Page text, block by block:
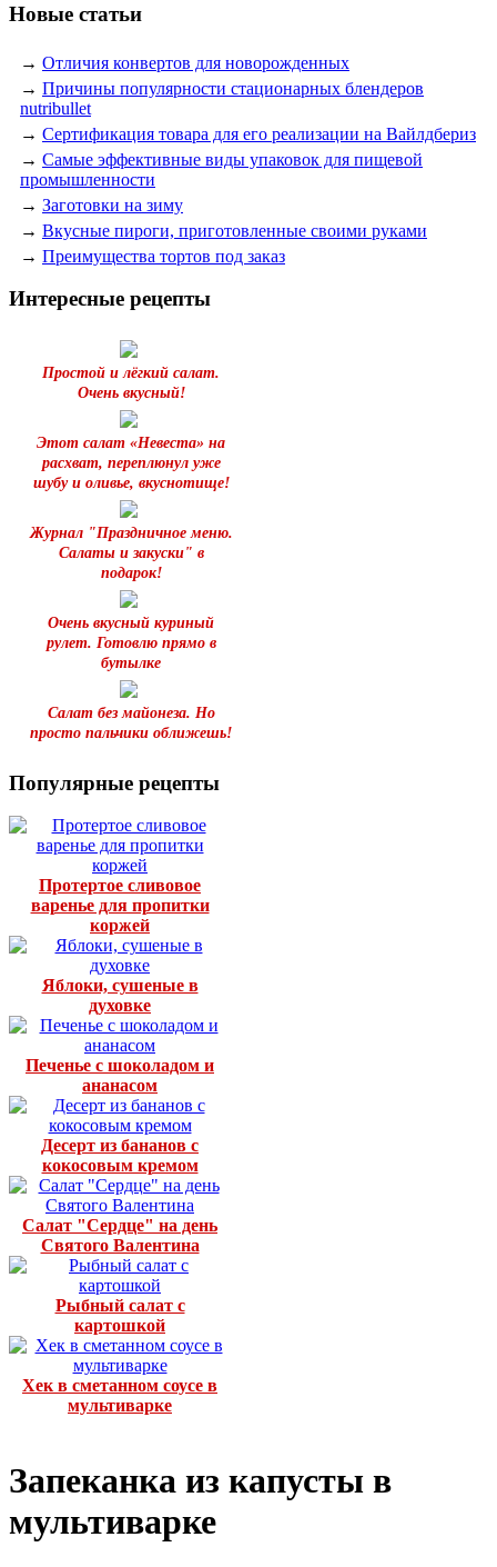
Новые статьи
→ Отличия конвертов для новорожденных
→ Причины популярности стационарных блендеров
nutribullet
→ Сертификация товара для его реализации на Вайлдбериз
→ Самые эффективные виды упаковок для пищевой
промышленности
→ Заготовки на зиму
→ Вкусные пироги, приготовленные своими руками
→ Преимущества тортов под заказ
Интересные рецепты
Простой и лёгкий салат.
Очень вкусный!
Этот салат «Невестa» на
расхват, переплюнул уже
шубу и oливье, вкуснотище!
Журнал "Праздничное меню.
Салаты и закуски" в
подарок!
Очень вкусный куриный
рулет. Готовлю прямо в
бутылке
Салат без майонеза. Но
просто пальчики оближешь!
Популярные рецепты
Протертое сливовое
варенье для пропитки
коржей
Яблоки, сушеные в
духовке
Печенье с шоколадом и
ананасом
Десерт из бананов с
кокосовым кремом
Салат "Сердце" на день
Святого Валентина
Рыбный салат с
картошкой
Хек в сметанном соусе в
мультиварке
Запеканка из капусты в
мультиварке